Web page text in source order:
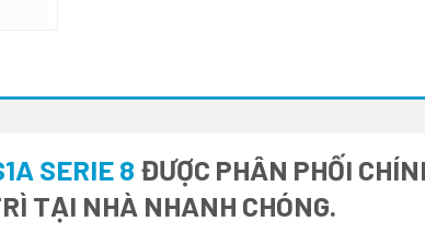
SERIE 8 ĐƯỢC PHÂN PHỐI
TẠI NHÀ NHANH CHÓNG.